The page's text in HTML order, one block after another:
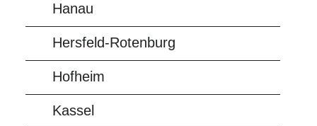
Hanau
Hersfeld-Rotenburg
Hofheim
Kassel